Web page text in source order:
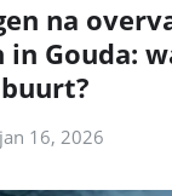
na
Gouda:
jan 16, 2026